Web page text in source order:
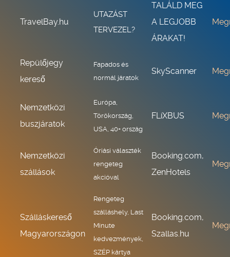
TravelBay.hu
UTAZÁST
TERVEZEL?
TALÁLD MEG
A LEGJOBB
ÁRAKAT!
Repülőjegy
kereső
Fapados és
normál járatok
SkyScanner
Nemzetközi
buszjáratok
Európa,
Törökország,
USA, 40+ ország
FLiXBUS
Nemzetközi
szállások
Óriási választék
rengeteg
akcióval
Booking.com,
ZenHotels
Szálláskereső
Magyarországon
Rengeteg
szálláshely, Last
Minute
kedvezmények,
SZÉP kártya
Booking.com,
Szallas.hu